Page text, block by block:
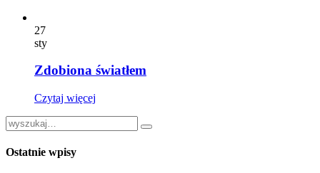
27
sty
Zdobiona światłem
Czytaj więcej
Ostatnie wpisy